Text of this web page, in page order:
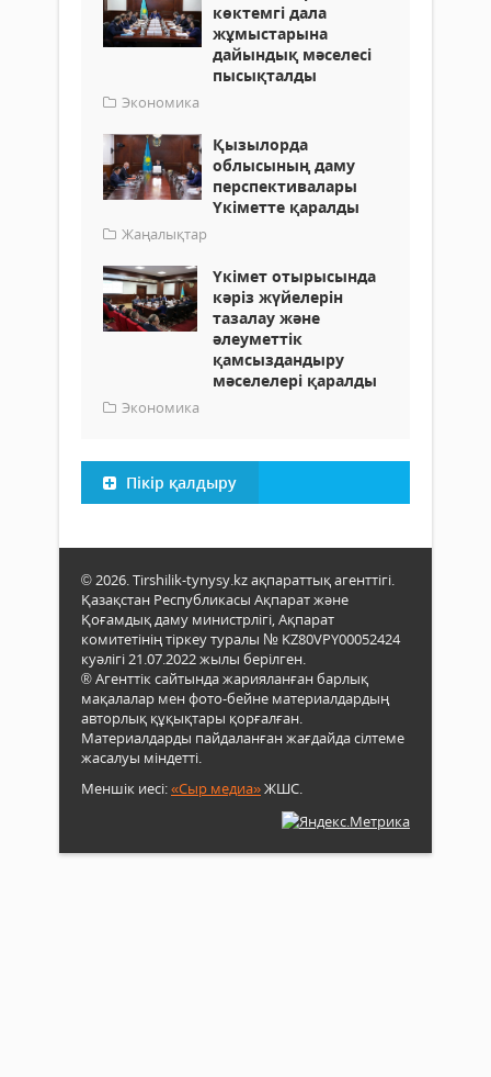
көктемгі дала
жұмыстарына
дайындық мәселесі
пысықталды
Экономика
Қызылорда
облысының даму
перспективалары
Үкіметте қаралды
Жаңалықтар
Үкімет отырысында
кәріз жүйелерін
тазалау және
әлеуметтік
қамсыздандыру
мәселелері қаралды
Экономика
Пікір қалдыру
© 2026. Tirshilik-tynysy.kz ақпараттық агенттігі.
Қазақстан Республикасы Ақпарат және
Қоғамдық даму министрлігі, Ақпарат
комитетінің тіркеу туралы № KZ80VPY00052424
куәлігі 21.07.2022 жылы берілген.
® Агенттік сайтында жарияланған барлық
мақалалар мен фото-бейне материалдардың
авторлық құқықтары қорғалған.
Материалдарды пайдаланған жағдайда сілтеме
жасалуы міндетті.
Меншік иесі:«Сыр медиа»ЖШС.